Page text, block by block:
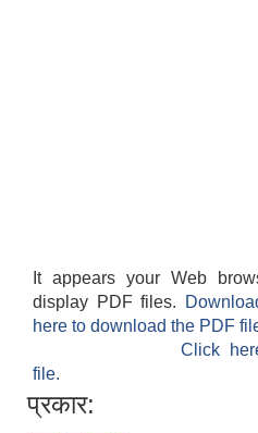
It appears your Web
display PDF files.
here to download the PDF
Click
file.
प्रकार: